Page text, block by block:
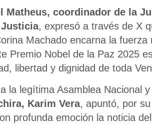
Matheus, coordinador de la
, expresó a través de X
Machado encarna la fuerza
Premio Nobel de la Paz 2025
libertad y dignidad de toda
la legítima Asamblea Nacional
Karim Vera, apuntó, por
profunda emoción la noticia